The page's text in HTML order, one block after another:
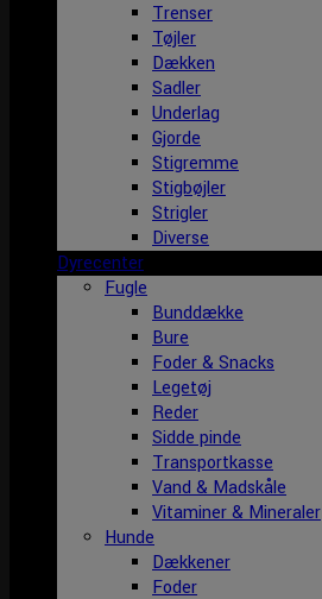
Trenser
Tøjler
Dækken
Sadler
Underlag
Gjorde
Stigremme
Stigbøjler
Strigler
Diverse
Dyrecenter
Fugle
Bunddække
Bure
Foder & Snacks
Legetøj
Reder
Sidde pinde
Transportkasse
Vand & Madskåle
Vitaminer & Mineraler
Hunde
Dækkener
Foder